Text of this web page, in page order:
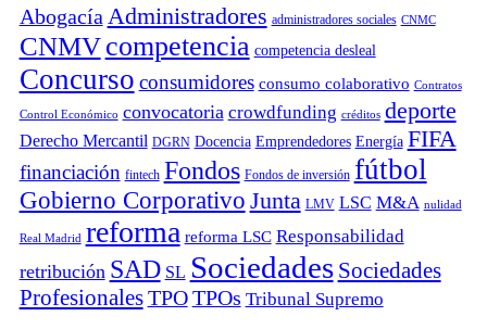
Abogacía Administradores administradores sociales CNMC
CNMV competencia competencia desleal
Concurso consumidores consumo colaborativo Contratos
Control Económico convocatoria crowdfunding créditos deporte
Derecho Mercantil DGRN Docencia Emprendedores Energía FIFA
financiación fintech Fondos Fondos de inversión fútbol
Gobierno Corporativo Junta LMV LSC M&A nulidad
Real Madrid reforma reforma LSC Responsabilidad
retribución SAD SL Sociedades Sociedades
Profesionales TPO TPOs Tribunal Supremo